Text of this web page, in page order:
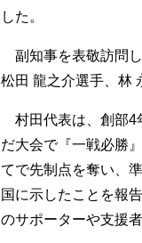
した。
副知事を表敬訪問し
松田 龍之介選手、林
村田代表は、創部4
だ大会で『一戦必勝
てで先制点を奪い、
国に示したことを報
のサポーターや支援